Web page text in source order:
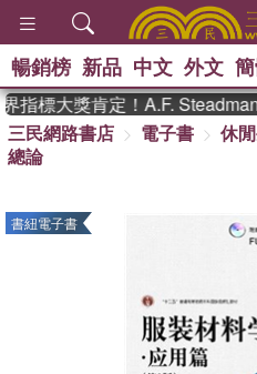
熱搜
史是
獎
登輝
偉
暢銷榜 新品 中文 外文
標大獎肯定！A.F. Steadman
三民網路書店
電子書 休
總論
書紐電子書